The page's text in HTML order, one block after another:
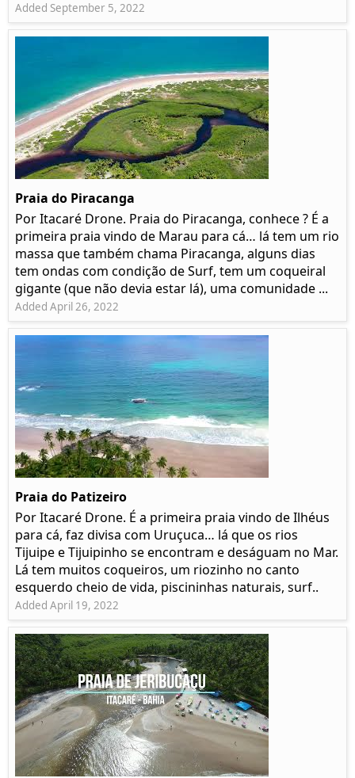
Added September 5, 2022
Praia do Piracanga
Por Itacaré Drone. Praia do Piracanga, conhece ? É a
primeira praia vindo de Marau para cá… lá tem um rio
massa que também chama Piracanga, alguns dias
tem ondas com condição de Surf, tem um coqueiral
gigante (que não devia estar lá), uma comunidade ...
Added April 26, 2022
Praia do Patizeiro
Por Itacaré Drone. É a primeira praia vindo de Ilhéus
para cá, faz divisa com Uruçuca… lá que os rios
Tijuipe e Tijuipinho se encontram e deságuam no Mar.
Lá tem muitos coqueiros, um riozinho no canto
esquerdo cheio de vida, piscininhas naturais, surf..
Added April 19, 2022